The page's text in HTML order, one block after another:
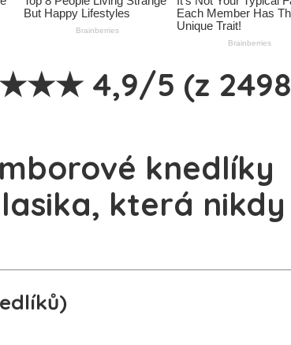
4,9/5 (z 2498
knedlíky
která nikdy